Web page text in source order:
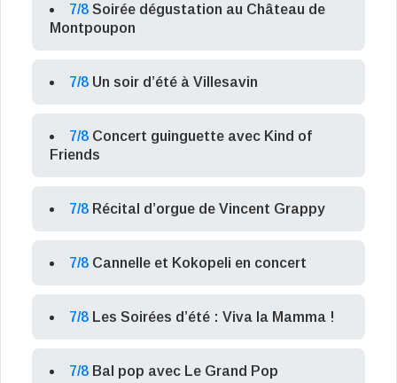
7/8 Soirée dégustation au Château de
Montpoupon
7/8 Un soir d’été à Villesavin
7/8 Concert guinguette avec Kind of
Friends
7/8 Récital d’orgue de Vincent Grappy
7/8 Cannelle et Kokopeli en concert
7/8 Les Soirées d’été : Viva la Mamma !
7/8 Bal pop avec Le Grand Pop